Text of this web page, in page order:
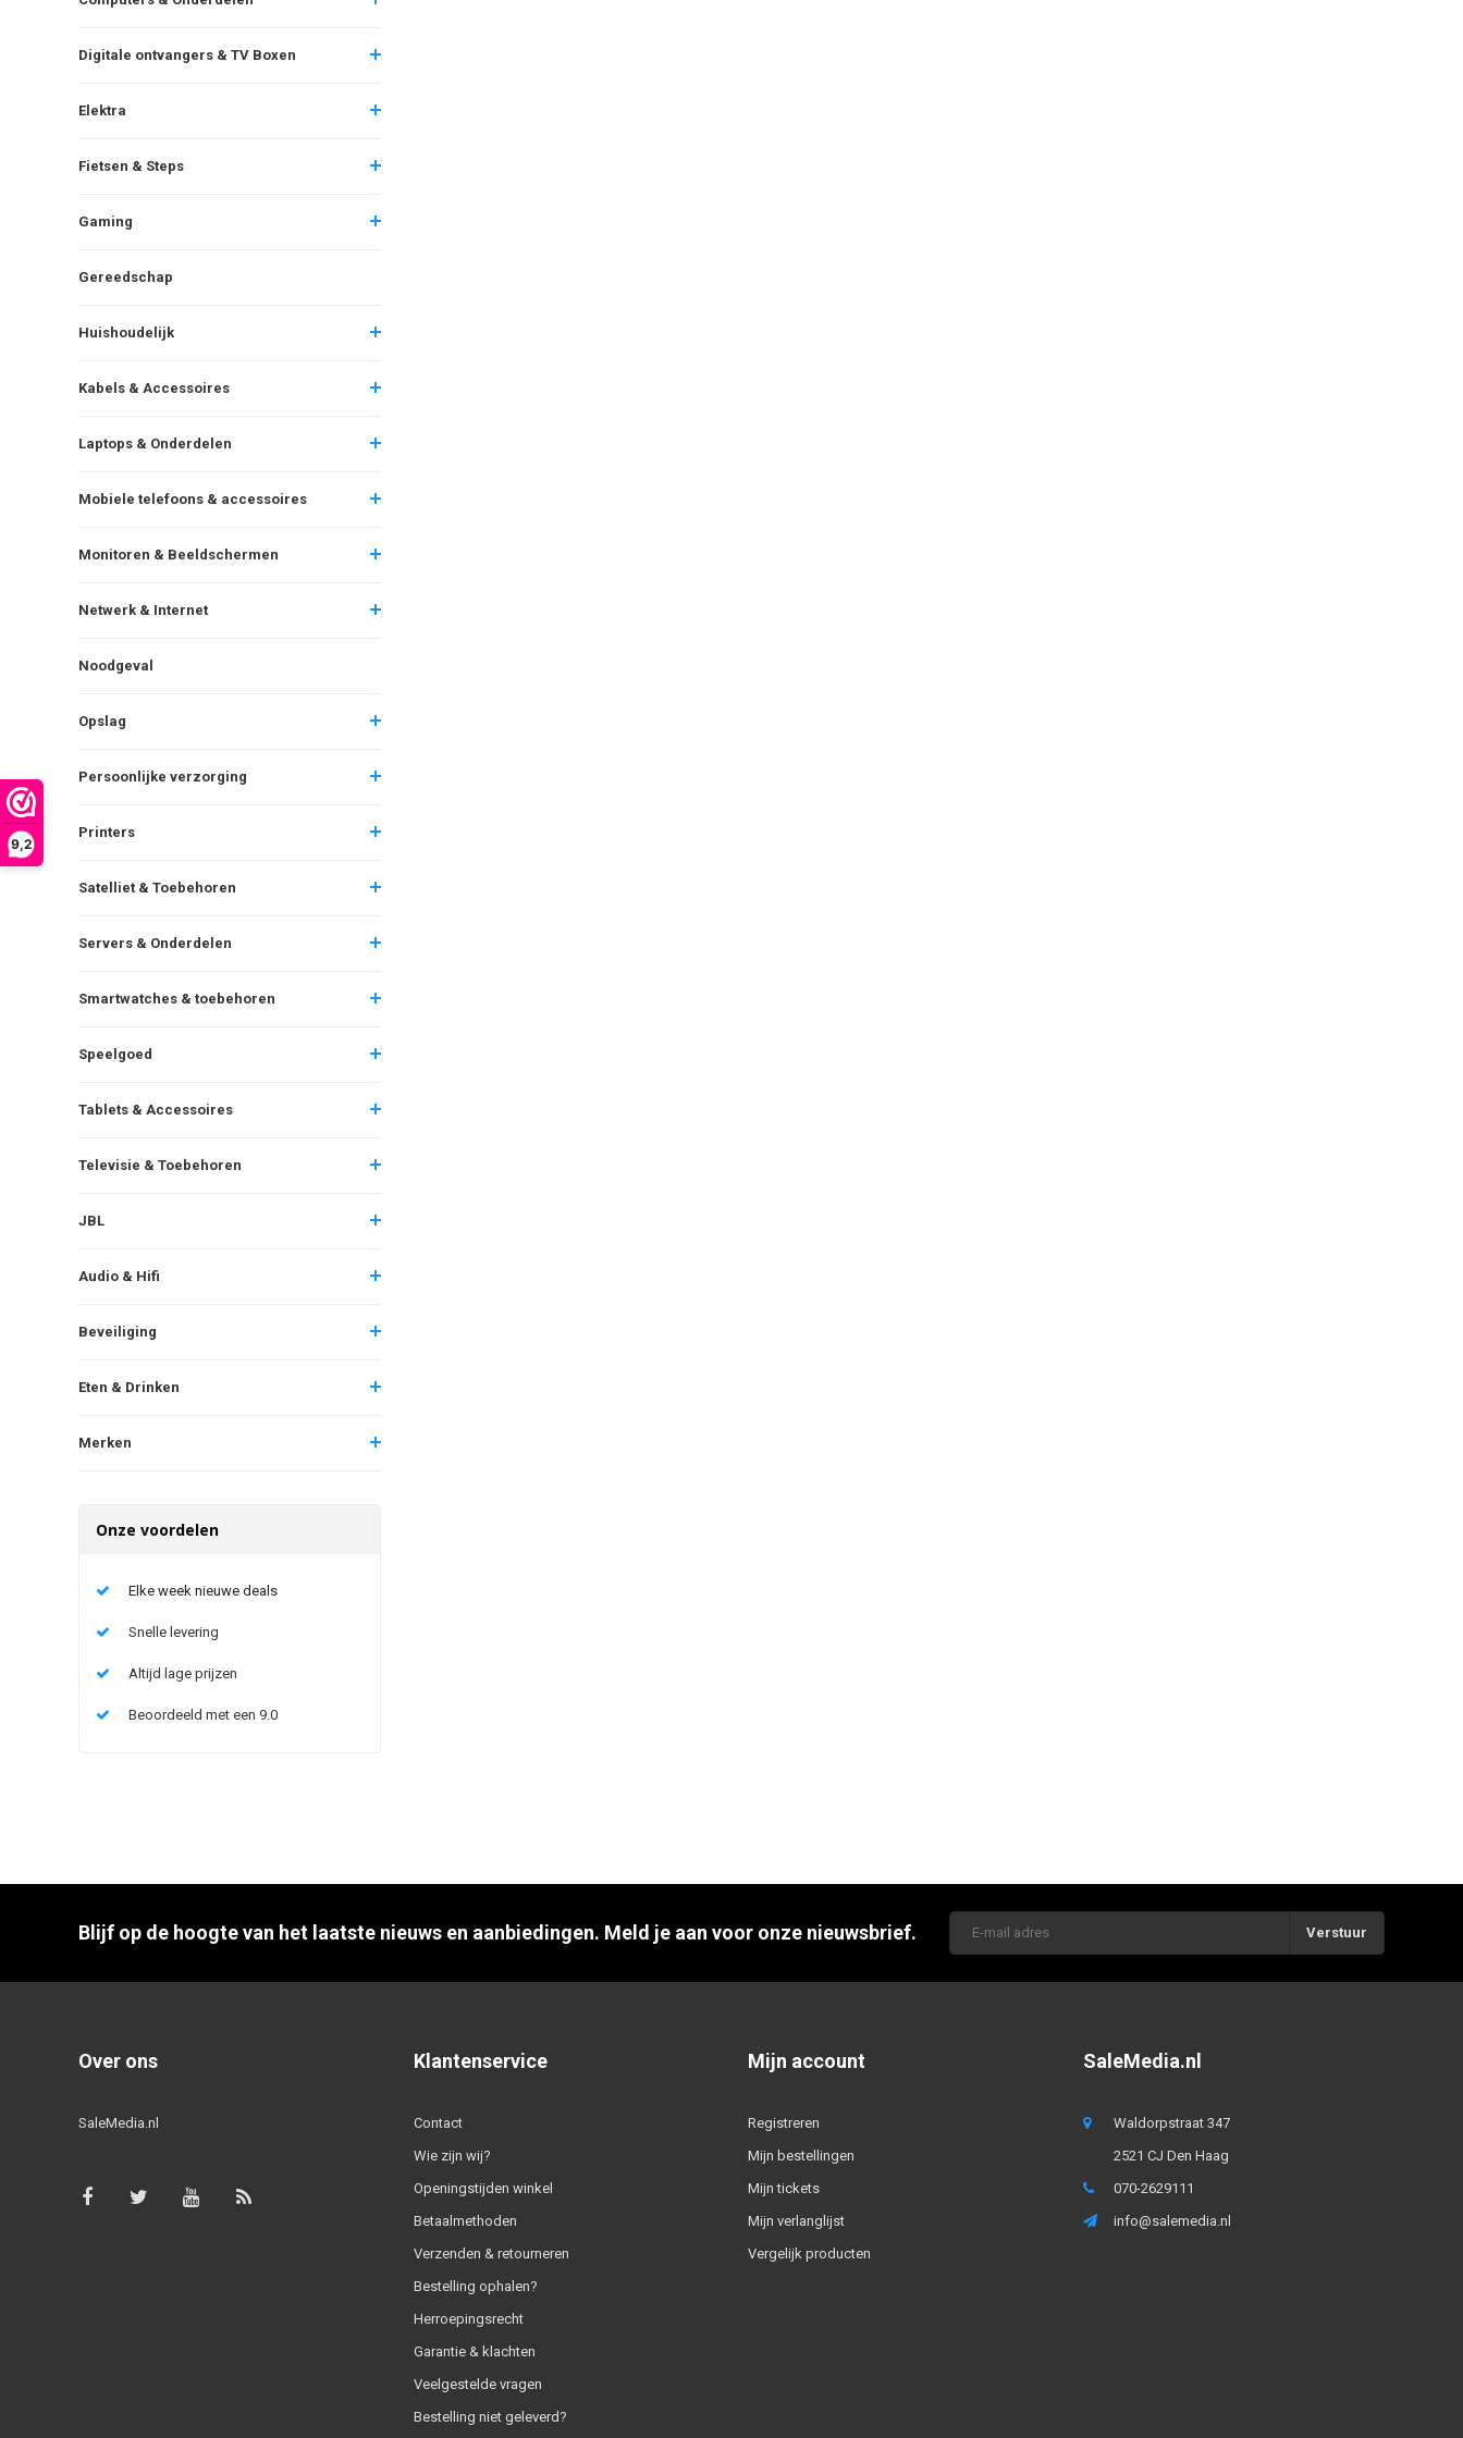
9,2
Digitale ontvangers & TV Boxen
Elektra
Fietsen & Steps
Gaming
Gereedschap
Huishoudelijk
Kabels & Accessoires
Laptops & Onderdelen
Mobiele telefoons & accessoires
Monitoren & Beeldschermen
Netwerk & Internet
Noodgeval
Opslag
Persoonlijke verzorging
Printers
Satelliet & Toebehoren
Servers & Onderdelen
Smartwatches & toebehoren
Speelgoed
Tablets & Accessoires
Televisie & Toebehoren
JBL
Audio & Hifi
Beveiliging
Eten & Drinken
Merken
Onze voordelen
Elke week nieuwe deals
Snelle levering
Altijd lage prijzen
Beoordeeld met een 9.0
Blijf op de hoogte van het laatste nieuws en aanbiedingen. Meld je aan voor onze nieuwsbrief. Verstuur
Over ons
SaleMedia.nl
Klantenservice
Contact
Wie zijn wij?
Openingstijden winkel
Betaalmethoden
Verzenden & retourneren
Bestelling ophalen?
Herroepingsrecht
Garantie & klachten
Veelgestelde vragen
Bestelling niet geleverd?
Mijn account
Registreren
Mijn bestellingen
Mijn tickets
Mijn verlanglijst
Vergelijk producten
SaleMedia.nl
Waldorpstraat 347
2521 CJ Den Haag
070-2629111
info@salemedia.nl